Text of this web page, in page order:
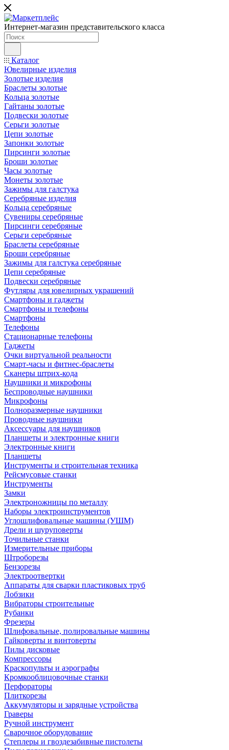
Интернет-магазин представительского класса
Каталог
Ювелирные изделия
Золотые изделия
Браслеты золотые
Кольца золотые
Гайтаны золотые
Подвески золотые
Серьги золотые
Цепи золотые
Запонки золотые
Пирсинги золотые
Броши золотые
Часы золотые
Монеты золотые
Зажимы для галстука
Серебряные изделия
Кольца серебряные
Сувениры серебряные
Пирсинги серебряные
Серьги серебряные
Браслеты серебряные
Броши серебряные
Зажимы для галстука серебряные
Цепи серебряные
Подвески серебряные
Футляры для ювелирных украшений
Смартфоны и гаджеты
Смартфоны и телефоны
Смартфоны
Телефоны
Стационарные телефоны
Гаджеты
Очки виртуальной реальности
Смарт-часы и фитнес-браслеты
Сканеры штрих-кода
Наушники и микрофоны
Беспроводные наушники
Микрофоны
Полноразмерные наушники
Проводные наушники
Аксессуары для наушников
Планшеты и электронные книги
Электронные книги
Планшеты
Инструменты и строительная техника
Рейсмусовые станки
Инструменты
Замки
Электроножницы по металлу
Наборы электроинструментов
Углошлифовальные машины (УШМ)
Дрели и шуруповерты
Точильные станки
Измерительные приборы
Штроборезы
Бензорезы
Электроотвертки
Аппараты для сварки пластиковых труб
Лобзики
Вибраторы строительные
Рубанки
Фрезеры
Шлифовальные, полировальные машины
Гайковерты и винтоверты
Пилы дисковые
Компрессоры
Краскопульты и аэрографы
Кромкооблицовочные станки
Перфораторы
Плиткорезы
Аккумуляторы и зарядные устройства
Граверы
Ручной инструмент
Сварочное оборудование
Степлеры и гвоздезабивные пистолеты